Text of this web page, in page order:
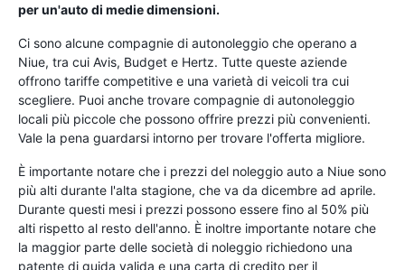
per un'auto di medie dimensioni.
Ci sono alcune compagnie di autonoleggio che operano a
Niue, tra cui Avis, Budget e Hertz. Tutte queste aziende
offrono tariffe competitive e una varietà di veicoli tra cui
scegliere. Puoi anche trovare compagnie di autonoleggio
locali più piccole che possono offrire prezzi più convenienti.
Vale la pena guardarsi intorno per trovare l'offerta migliore.
È importante notare che i prezzi del noleggio auto a Niue sono
più alti durante l'alta stagione, che va da dicembre ad aprile.
Durante questi mesi i prezzi possono essere fino al 50% più
alti rispetto al resto dell'anno. È inoltre importante notare che
la maggior parte delle società di noleggio richiedono una
patente di guida valida e una carta di credito per il